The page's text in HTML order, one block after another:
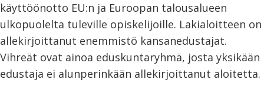
käyttöönotto EU:n ja Euroopan talousalueen
ulkopuolelta tuleville opiskelijoille. Lakialoitteen on
allekirjoittanut enemmistö kansanedustajat.
Vihreät ovat ainoa eduskuntaryhmä, josta yksikään
edustaja ei alunperinkään allekirjoittanut aloitetta.